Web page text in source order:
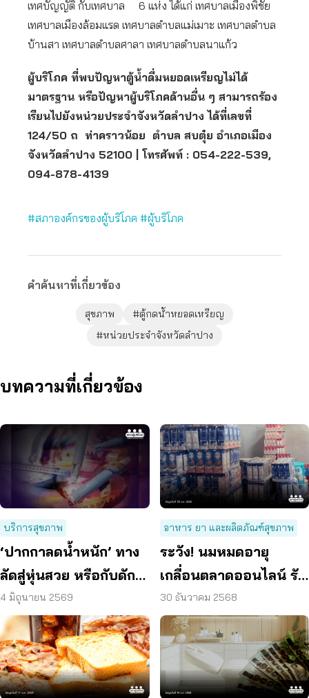
เทศบัญญัติ กับเทศบาล 6 แห่ง ได้แก่ เทศบาลเมืองพิชัย
เทศบาลเมืองล้อมแรด เทศบาลตำบลแม่เมาะ เทศบาลตำบล
บ้านสา เทศบาลตำบลศาลา เทศบาลตำบลนาแก้ว
ผู้บริโภค ที่พบปัญหาตู้น้ำดื่มหยอดเหรียญไม่ได้
มาตรฐาน หรือปัญหาผู้บริโภคด้านอื่น ๆ สามารถร้อง
เรียนไปยังหน่วยประจำจังหวัดลำปาง ได้ที่เลขที่
124/50 ถ ท่าคราวน้อย ตำบล สบตุ๋ย อำเภอเมือง
จังหวัดลำปาง 52100 | โทรศัพท์ : 054-222-539,
094-878-4139
#สภาองค์กรของผู้บริโภค #ผู้บริโภค
คำค้นหาที่เกี่ยวข้อง
สุขภาพ
#ตู้กดน้ำหยอดเหรียญ
#หน่วยประจำจังหวัดลำปาง
บทความที่เกี่ยวข้อง
บริการสุขภาพ
‘ปากกาลดน้ำหนัก’ ทาง
ลัดสู่หุ่นสวย หรือกับดัก
อันตราย?
4 มิถุนายน 2569
อาหาร ยา และผลิตภัณฑ์สุขภาพ
ระวัง! นมหมดอายุ
เกลื่อนตลาดออนไลน์ รับ
มา 1 บาท ขาย 10 บาท
30 ธันวาคม 2568